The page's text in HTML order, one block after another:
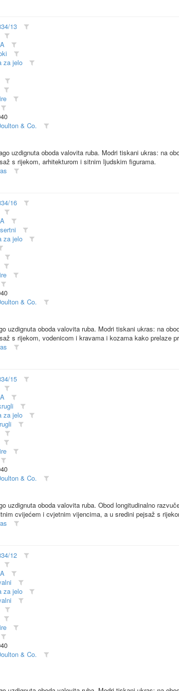
13
za jelo
& Co.
uzdignuta oboda valovita ruba. Modri tiskani ukras: na
s rijekom, arhitekturom i sitnim ljudskim figurama.
16
za jelo
& Co.
uzdignuta oboda valovita ruba. Modri tiskani ukras: na
s rijekom, vodenicom i kravama i kozama kako prelaze
15
za jelo
& Co.
uzdignuta oboda valovita ruba. Obod longitudinalno
cvijećem i cvjetnim vijencima, a u sredini pejsaž s
12
za jelo
& Co.